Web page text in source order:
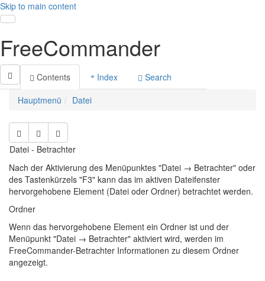
Skip to main content
Toggle navigation
FreeCommander
Contents Index
Search
Hauptmenü
Datei
Datei - Betrachter
Nach der Aktivierung des Menüpunktes "Datei → Betrachter" oder
des Tastenkürzels "F3" kann das im aktiven Dateifenster
hervorgehobene Element (Datei oder Ordner) betrachtet werden.
Ordner
Wenn das hervorgehobene Element ein Ordner ist und der
Menüpunkt "Datei → Betrachter" aktiviert wird, werden im
FreeCommander-Betrachter Informationen zu diesem Ordner
angezeigt.